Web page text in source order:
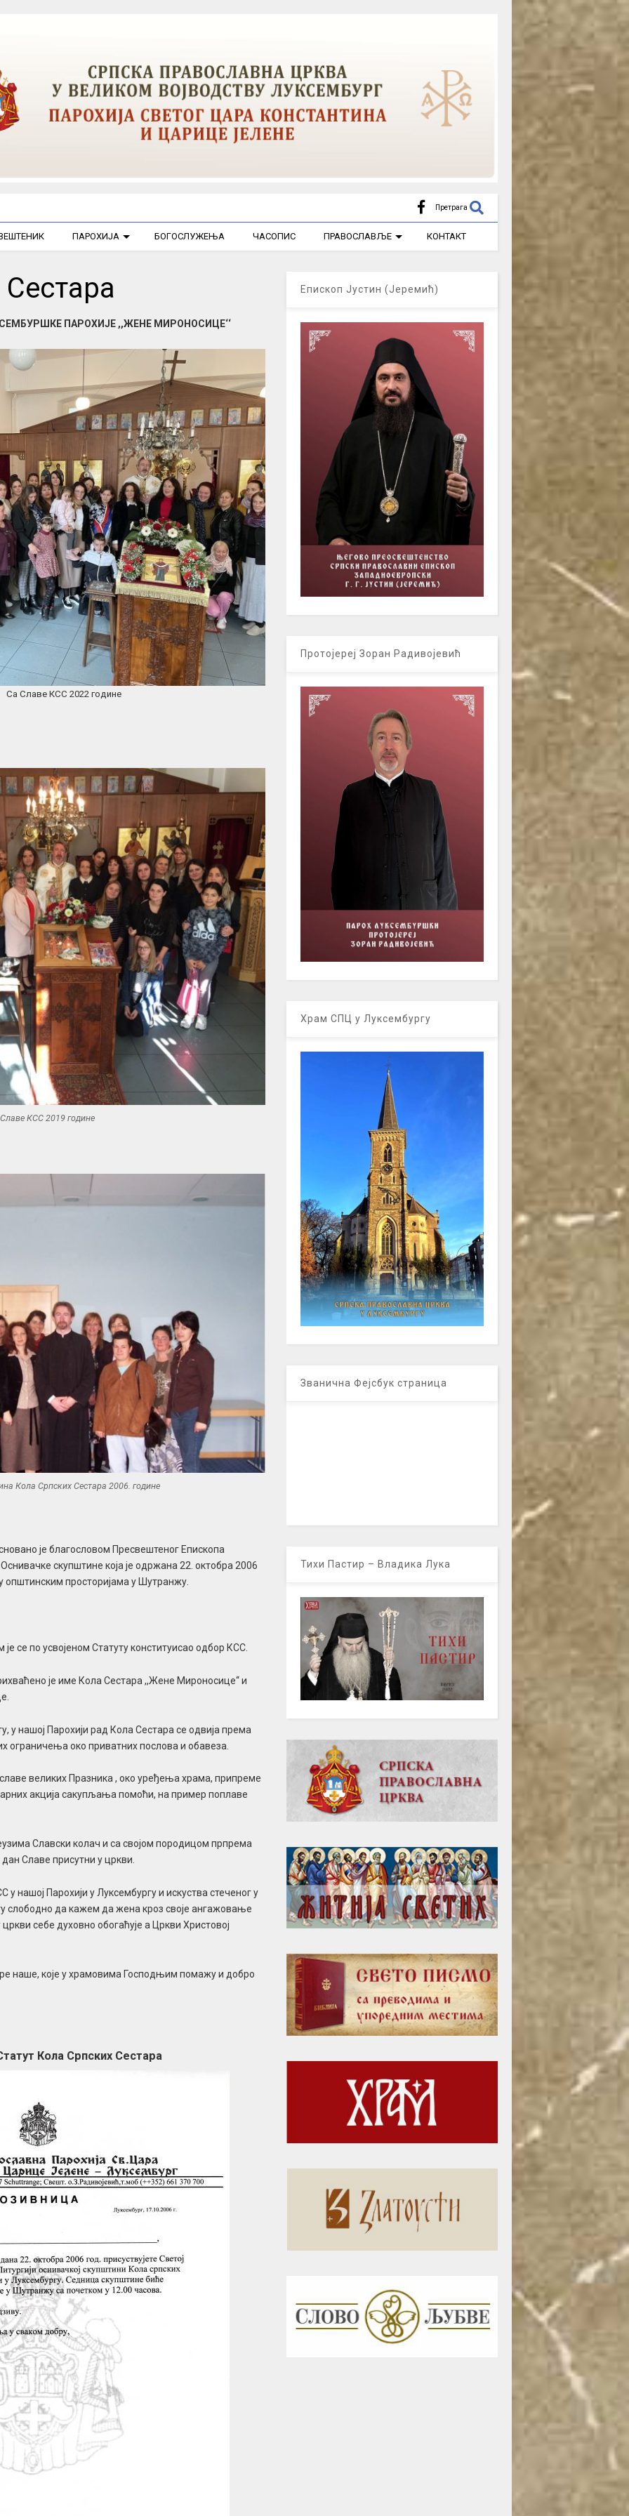
Претрага
ПАРОХИЈА БОГОСЛУЖЕЊА ЧАСОПИС ПРАВОСЛАВЉЕ КОНТАКТ
ПАРОХИЈЕ ,,ЖЕНЕ МИРОНОСИЦЕ‘‘
године
КСС 2019 године
Кола Српских Сестара 2006. године
је благословом Пресвештеног Епископа
скупштине која је одржана 22. октобра 2006
општинским просторијама у Шутранжу.
се по усвојеном Статуту конституисао одбор КСС.
је име Кола Сестара ,,Жене Мироносице‘‘ и
у нашој Парохији рад Кола Сестара се одвија према
ограничења око приватних послова и обавеза.
великих Празника , око уређења храма, припреме
акција сакупљања помоћи, на пример поплаве
Славски колач и са својом породицом прпрема
дан Славе присутни у цркви.
нашој Парохији у Луксембургу и искуства стеченог у
слободно да кажем да жена кроз своје ангажовање
себе духовно обогаћује а Цркви Христовој
наше, које у храмовима Господњим помажу и добро
Кола Српских Сестара
Епископ Јустин (Јеремић)
Протојереј Зоран Радивојевић
Храм СПЦ у Луксембургу
Званична Фејсбук страница
Тихи Пастир – Владика Лука